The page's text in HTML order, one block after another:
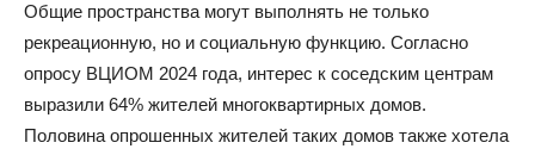
Общие пространства могут выполнять не только
рекреационную, но и социальную функцию. Согласно
опросу ВЦИОМ 2024 года, интерес к соседским центрам
выразили 64% жителей многоквартирных домов.
Половина опрошенных жителей таких домов также хотела